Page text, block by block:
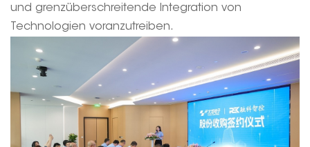
und grenzüberschreitende Integration von
Technologien voranzutreiben.